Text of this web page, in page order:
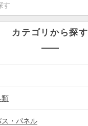
す
カテゴリから探す
類
・パネル